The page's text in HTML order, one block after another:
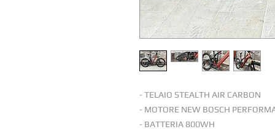
- TELAIO STEALTH AIR CARBON
- MOTORE NEW BOSCH
- BATTERIA 800WH